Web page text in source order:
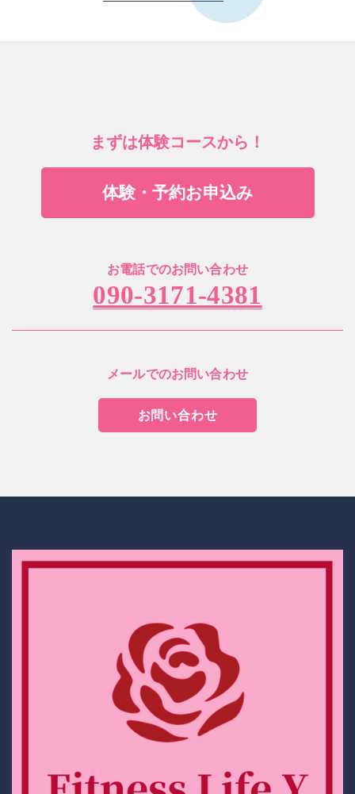
まずは体験コースから！
体験・予約お申込み
お電話でのお問い合わせ
090-3171-4381
メールでのお問い合わせ
お問い合わせ